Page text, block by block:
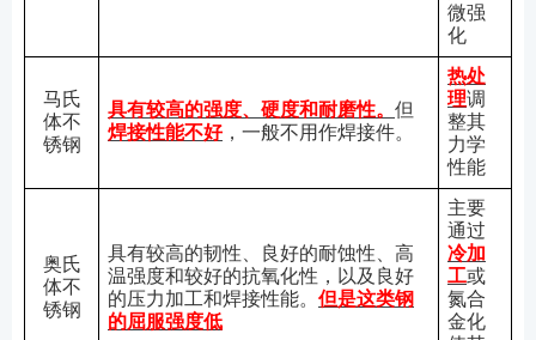
微强
化
马氏
体不
锈钢
具有较高的强度、硬度和耐磨性。 但
焊接性能不好 ，一般不用作焊接件。
热处
理调
整其
力学
性能
奥氏
体不
锈钢
具有较高的韧性、良好的耐蚀性、高
温强度和较好的抗氧化性，以及良好
的压力加工和焊接性能。 但是这类钢
的屈服强度低
主要
通过
冷加
工或
氮合
金化